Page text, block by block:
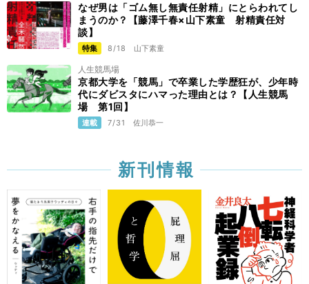
なぜ男は「ゴム無し無責任射精」にとらわれてし
まうのか？【藤澤千春×山下素童 射精責任対
談】
特集 8/18 山下素童
人生競馬場
京都大学を「競馬」で卒業した学歴狂が、少年時
代にダビスタにハマった理由とは？【人生競馬
場 第1回】
連載 7/31 佐川恭一
新刊情報